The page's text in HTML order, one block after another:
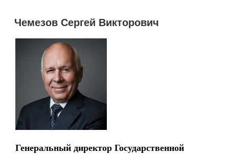
Чемезов Сергей Викторович
Генеральный директор Государственной